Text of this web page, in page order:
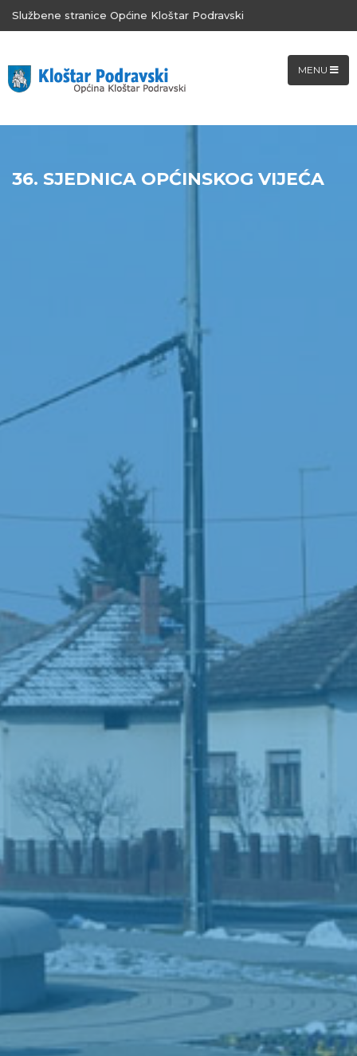
Službene stranice Općine Kloštar Podravski
MENU
36. SJEDNICA OPĆINSKOG VIJEĆA